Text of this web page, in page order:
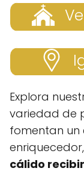
Explora
variedad de
fomentan un
cálido